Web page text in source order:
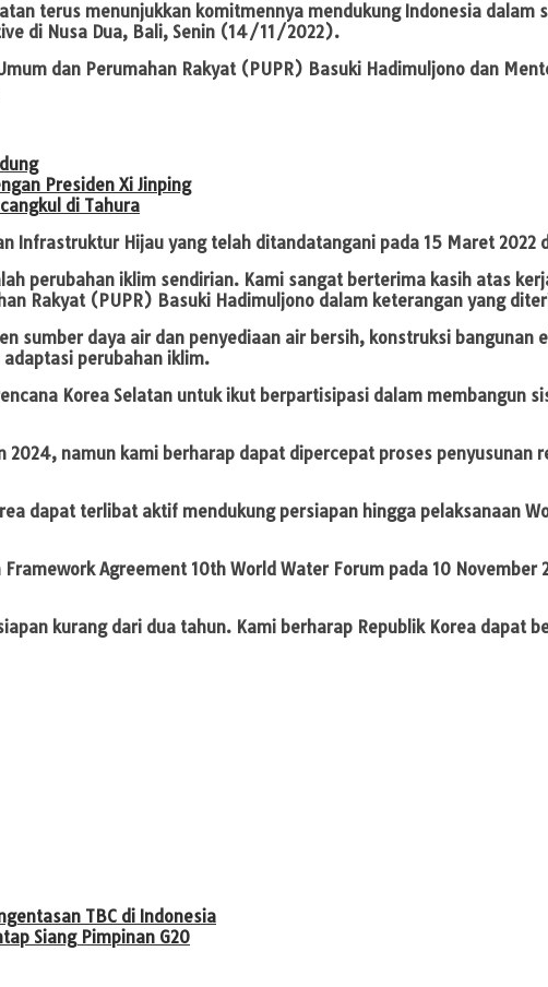
terus menunjukkan komitmennya mendukung Indonesia
di Nusa Dua, Bali, Senin (14/11/2022).
dan Perumahan Rakyat (PUPR) Basuki Hadimuljono dan
Presiden Xi Jinping
di Tahura
Infrastruktur Hijau yang telah ditandatangani pada 15 Maret 2022
perubahan iklim sendirian. Kami sangat berterima kasih atas
Rakyat (PUPR) Basuki Hadimuljono dalam keterangan yang
sumber daya air dan penyediaan air bersih, konstruksi bangunan
perubahan iklim.
Korea Selatan untuk ikut berpartisipasi dalam membangun
2024, namun kami berharap dapat dipercepat proses
dapat terlibat aktif mendukung persiapan hingga pelaksanaan
Agreement 10th World Water Forum pada 10 November
kurang dari dua tahun. Kami berharap Republik Korea dapat
TBC di Indonesia
Siang Pimpinan G20